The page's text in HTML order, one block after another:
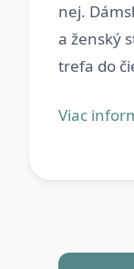
nej.
a ženský